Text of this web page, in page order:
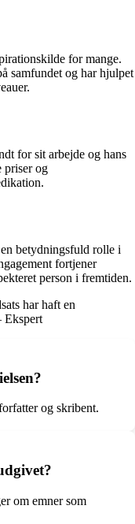
for mange.
samfundet og har hjulpet
for sit arbejde og hans
priser og
betydningsfuld rolle i
fortjener
person i fremtiden.
har haft en
Ekspert
og skribent.
om emner som